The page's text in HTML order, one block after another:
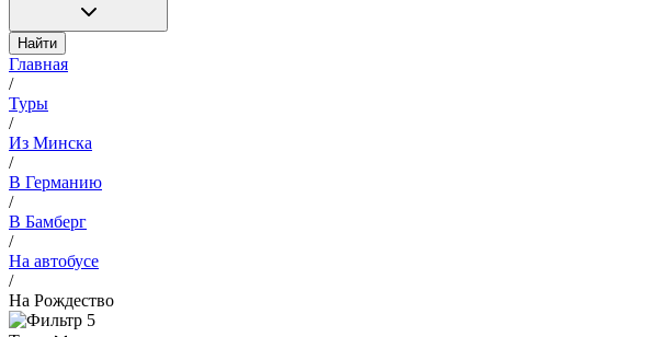
Найти
Главная
/
Туры
/
Из Минска
/
В Германию
/
В Бамберг
/
На автобусе
/
На Рождество
5